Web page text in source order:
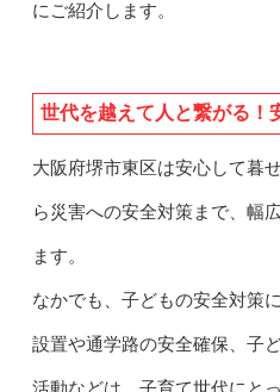
にご紹介します。
世代を越えて人と繋がる！
大阪府堺市東区は安心して暮
ら災害への安全対策まで、幅
ます。
なかでも、子どもの安全対策
設置や通学路の安全確保、子